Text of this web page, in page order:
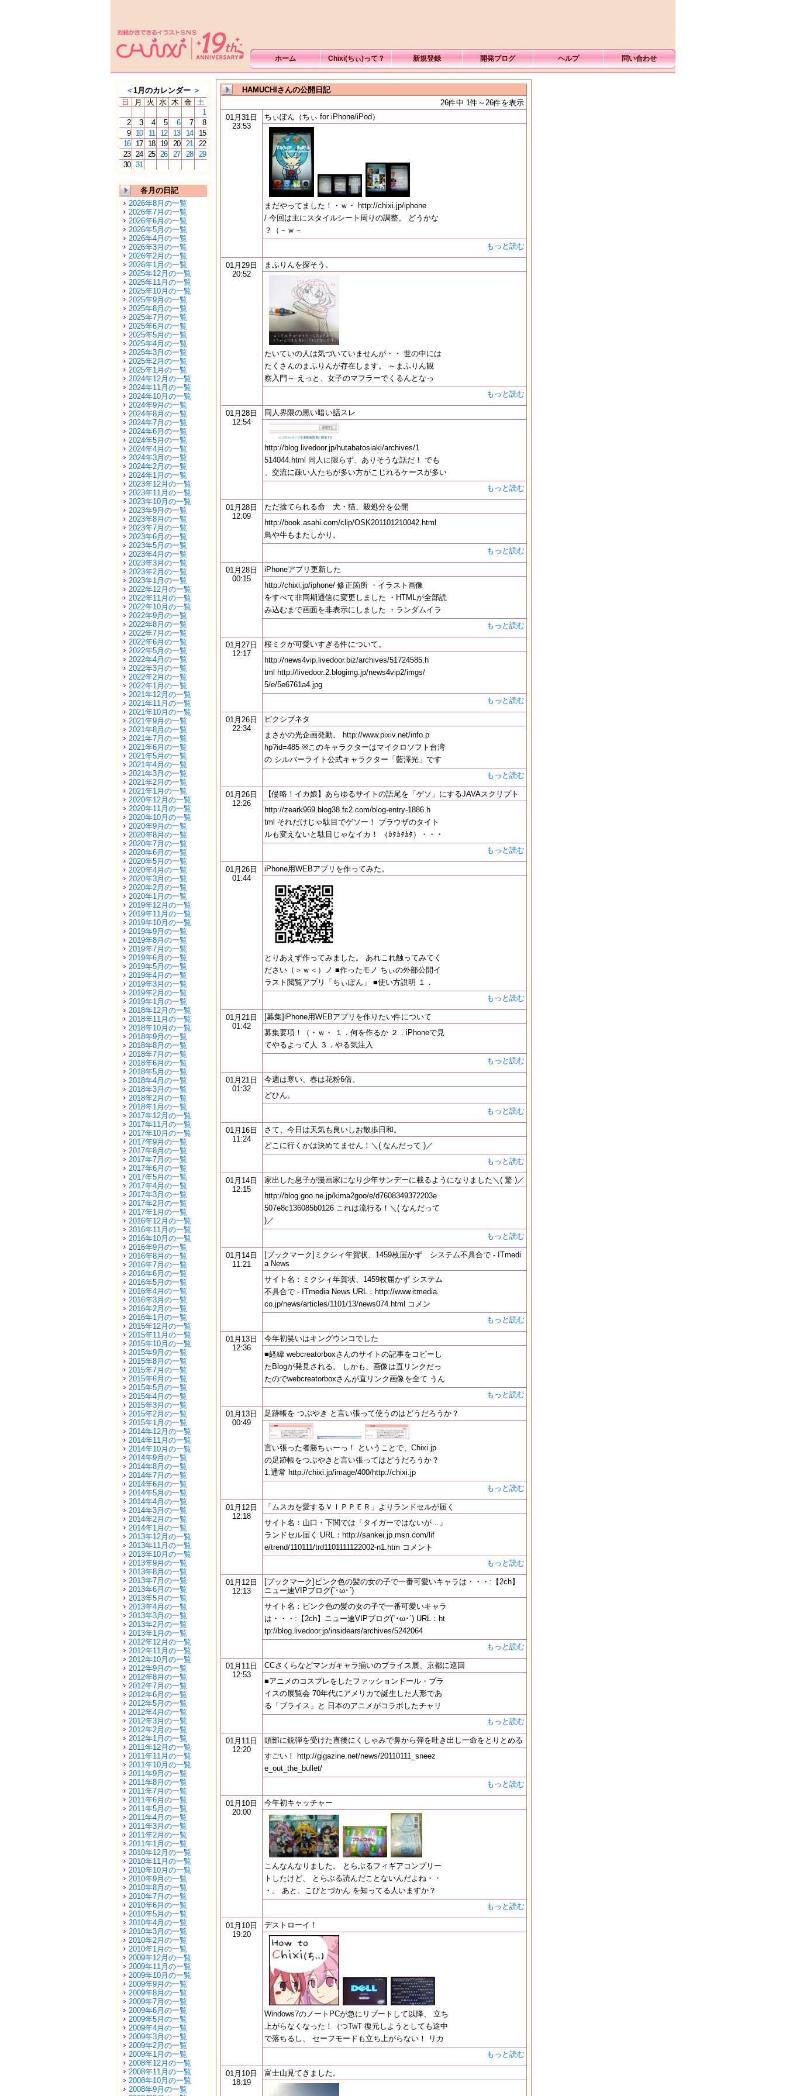
ホーム Chixi(ちぃ)って？ 新規登録 開発ブログ ヘルプ 問い合わせ
＜1月のカレンダー ＞
日
月 火 水 木 金 土
1
2
3 4 5 6 7
8
9
10 11 12 13 14
15
16
17 18 19 20 21
22
23 24 25 26 27 28
29
30 31
各月の日記
2026年8月の一覧
2026年7月の一覧
2026年6月の一覧
2026年5月の一覧
2026年4月の一覧
2026年3月の一覧
2026年2月の一覧
2026年1月の一覧
2025年12月の一覧
2025年11月の一覧
2025年10月の一覧
2025年9月の一覧
2025年8月の一覧
2025年7月の一覧
2025年6月の一覧
2025年5月の一覧
2025年4月の一覧
2025年3月の一覧
2025年2月の一覧
2025年1月の一覧
2024年12月の一覧
2024年11月の一覧
2024年10月の一覧
2024年9月の一覧
2024年8月の一覧
2024年7月の一覧
2024年6月の一覧
2024年5月の一覧
2024年4月の一覧
2024年3月の一覧
2024年2月の一覧
2024年1月の一覧
2023年12月の一覧
2023年11月の一覧
2023年10月の一覧
2023年9月の一覧
2023年8月の一覧
2023年7月の一覧
2023年6月の一覧
2023年5月の一覧
2023年4月の一覧
2023年3月の一覧
2023年2月の一覧
2023年1月の一覧
2022年12月の一覧
2022年11月の一覧
2022年10月の一覧
2022年9月の一覧
2022年8月の一覧
2022年7月の一覧
2022年6月の一覧
2022年5月の一覧
2022年4月の一覧
2022年3月の一覧
2022年2月の一覧
2022年1月の一覧
2021年12月の一覧
2021年11月の一覧
2021年10月の一覧
2021年9月の一覧
2021年8月の一覧
2021年7月の一覧
2021年6月の一覧
2021年5月の一覧
2021年4月の一覧
2021年3月の一覧
2021年2月の一覧
2021年1月の一覧
2020年12月の一覧
2020年11月の一覧
2020年10月の一覧
2020年9月の一覧
2020年8月の一覧
2020年7月の一覧
2020年6月の一覧
2020年5月の一覧
2020年4月の一覧
2020年3月の一覧
2020年2月の一覧
2020年1月の一覧
2019年12月の一覧
2019年11月の一覧
2019年10月の一覧
2019年9月の一覧
2019年8月の一覧
2019年7月の一覧
2019年6月の一覧
2019年5月の一覧
2019年4月の一覧
2019年3月の一覧
2019年2月の一覧
2019年1月の一覧
2018年12月の一覧
2018年11月の一覧
2018年10月の一覧
2018年9月の一覧
2018年8月の一覧
2018年7月の一覧
2018年6月の一覧
2018年5月の一覧
2018年4月の一覧
2018年3月の一覧
2018年2月の一覧
2018年1月の一覧
2017年12月の一覧
2017年11月の一覧
2017年10月の一覧
2017年9月の一覧
2017年8月の一覧
2017年7月の一覧
2017年6月の一覧
2017年5月の一覧
2017年4月の一覧
2017年3月の一覧
2017年2月の一覧
2017年1月の一覧
2016年12月の一覧
2016年11月の一覧
2016年10月の一覧
2016年9月の一覧
2016年8月の一覧
2016年7月の一覧
2016年6月の一覧
2016年5月の一覧
2016年4月の一覧
2016年3月の一覧
2016年2月の一覧
2016年1月の一覧
2015年12月の一覧
2015年11月の一覧
2015年10月の一覧
2015年9月の一覧
2015年8月の一覧
2015年7月の一覧
2015年6月の一覧
2015年5月の一覧
2015年4月の一覧
2015年3月の一覧
2015年2月の一覧
2015年1月の一覧
2014年12月の一覧
2014年11月の一覧
2014年10月の一覧
2014年9月の一覧
2014年8月の一覧
2014年7月の一覧
2014年6月の一覧
2014年5月の一覧
2014年4月の一覧
2014年3月の一覧
2014年2月の一覧
2014年1月の一覧
2013年12月の一覧
2013年11月の一覧
2013年10月の一覧
2013年9月の一覧
2013年8月の一覧
2013年7月の一覧
2013年6月の一覧
2013年5月の一覧
2013年4月の一覧
2013年3月の一覧
2013年2月の一覧
2013年1月の一覧
2012年12月の一覧
2012年11月の一覧
2012年10月の一覧
2012年9月の一覧
2012年8月の一覧
2012年7月の一覧
2012年6月の一覧
2012年5月の一覧
2012年4月の一覧
2012年3月の一覧
2012年2月の一覧
2012年1月の一覧
2011年12月の一覧
2011年11月の一覧
2011年10月の一覧
2011年9月の一覧
2011年8月の一覧
2011年7月の一覧
2011年6月の一覧
2011年5月の一覧
2011年4月の一覧
2011年3月の一覧
2011年2月の一覧
2011年1月の一覧
2010年12月の一覧
2010年11月の一覧
2010年10月の一覧
2010年9月の一覧
2010年8月の一覧
2010年7月の一覧
2010年6月の一覧
2010年5月の一覧
2010年4月の一覧
2010年3月の一覧
2010年2月の一覧
2010年1月の一覧
2009年12月の一覧
2009年11月の一覧
2009年10月の一覧
2009年9月の一覧
2009年8月の一覧
2009年7月の一覧
2009年6月の一覧
2009年5月の一覧
2009年4月の一覧
2009年3月の一覧
2009年2月の一覧
2009年1月の一覧
2008年12月の一覧
2008年11月の一覧
2008年10月の一覧
2008年9月の一覧
HAMUCHIさんの公開日記
26件中 1件～26件を表示
01月31日
23:53
ちぃぽん（ちぃ for iPhone/iPod）
まだやってました！・ｗ・ http://chixi.jp/iphone
/ 今回は主にスタイルシート周りの調整。 どうかな
？（－ｗ－
もっと読む
01月29日
20:52
まふりんを探そう。
たいていの人は気づいていませんが・・ 世の中には
たくさんのまふりんが存在します。 ～まふりん観
察入門～ えっと、女子のマフラーでくるんとなっ
もっと読む
01月28日
12:54
同人界隈の黒い暗い話スレ
http://blog.livedoor.jp/hutabatosiaki/archives/1
514044.html 同人に限らず、ありそうな話だ！ でも
、交流に疎い人たちが多い方がこじれるケースが多い
もっと読む
01月28日
12:09
ただ捨てられる命 犬・猫、殺処分を公開
http://book.asahi.com/clip/OSK201101210042.html
鳥や牛もまたしかり。
もっと読む
01月28日
00:15
iPhoneアプリ更新した
http://chixi.jp/iphone/ 修正箇所 ・イラスト画像
をすべて非同期通信に変更しました ・HTMLが全部読
み込むまで画面を非表示にしました ・ランダムイラ
もっと読む
01月27日
12:17
桜ミクが可愛いすぎる件について。
http://news4vip.livedoor.biz/archives/51724585.h
tml http://livedoor.2.blogimg.jp/news4vip2/imgs/
5/e/5e6761a4.jpg
もっと読む
01月26日
22:34
ピクシブネタ
まさかの光企画発動。 http://www.pixiv.net/info.p
hp?id=485 ※このキャラクターはマイクロソフト台湾
の シルバーライト公式キャラクター「藍澤光」です
もっと読む
01月26日
12:26
【侵略！イカ娘】あらゆるサイトの語尾を「ゲソ」にするJAVAスクリプト
http://zeark969.blog38.fc2.com/blog-entry-1886.h
tml それだけじゃ駄目でゲソー！ ブラウザのタイト
ルも変えないと駄目じゃなイカ！ （ｶﾀｶﾀｶﾀ）・・・
もっと読む
01月26日
01:44
iPhone用WEBアプリを作ってみた。
とりあえず作ってみました。 あれこれ触ってみてく
ださい（＞ｗ＜）ノ ■作ったモノ ちぃの外部公開イ
ラスト閲覧アプリ「ちぃぽん」 ■使い方説明 １．
もっと読む
01月21日
01:42
[募集]iPhone用WEBアプリを作りたい件について
募集要項！（・ｗ・ １．何を作るか ２．iPhoneで見
てやるよって人 ３．やる気注入
もっと読む
01月21日
01:32
今週は寒い、春は花粉6倍。
どひん。
もっと読む
01月16日
11:24
さて、今日は天気も良いしお散歩日和。
どこに行くかは決めてません！＼( なんだって )／
もっと読む
01月14日
12:15
家出した息子が漫画家になり少年サンデーに載るようになりました＼( 驚 )／
http://blog.goo.ne.jp/kima2goo/e/d7608349372203e
507e8c136085b0126 これは流行る！＼( なんだって
)／
もっと読む
01月14日
11:21
[ブックマーク]ミクシィ年賀状、1459枚届かず システム不具合で - ITmedi
a News
サイト名：ミクシィ年賀状、1459枚届かず システム
不具合で - ITmedia News URL：http://www.itmedia.
co.jp/news/articles/1101/13/news074.html コメン
もっと読む
01月13日
12:36
今年初笑いはキングウンコでした
■経緯 webcreatorboxさんのサイトの記事をコピーし
たBlogが発見される。 しかも、画像は直リンクだっ
たのでwebcreatorboxさんが直リンク画像を全て うん
もっと読む
01月13日
00:49
足跡帳を つぶやき と言い張って使うのはどうだろうか？
言い張った者勝ちぃーっ！ ということで、Chixi.jp
の足跡帳をつぶやきと言い張ってはどうだろうか？
1.通常 http://chixi.jp/image/400/http://chixi.jp
もっと読む
01月12日
12:18
「ムスカを愛するＶＩＰＰＥＲ」よりランドセルが届く
サイト名：山口・下関では「タイガーではないが…」
ランドセル届く URL：http://sankei.jp.msn.com/lif
e/trend/110111/trd1101111122002-n1.htm コメント
もっと読む
01月12日
12:13
[ブックマーク]ピンク色の髪の女の子で一番可愛いキャラは・・・:【2ch】
ニュー速VIPブログ(`･ω･´)
サイト名：ピンク色の髪の女の子で一番可愛いキャラ
は・・・:【2ch】ニュー速VIPブログ(`･ω･´) URL：ht
tp://blog.livedoor.jp/insidears/archives/5242064
もっと読む
01月11日
12:53
CCさくらなどマンガキャラ揃いのブライス展、京都に巡回
■アニメのコスプレをしたファッションドール・ブラ
イスの展覧会 70年代にアメリカで誕生した人形であ
る「ブライス」と 日本のアニメがコラボしたチャリ
もっと読む
01月11日
12:20
頭部に銃弾を受けた直後にくしゃみで鼻から弾を吐き出し一命をとりとめる
すごい！ http://gigazine.net/news/20110111_sneez
e_out_the_bullet/
もっと読む
01月10日
20:00
今年初キャッチャー
こんなんなりました。 とらぶるフィギアコンプリー
トしたけど、 とらぶる読んだことないんだよね・・
・。 あと、こびとづかん を知ってる人いますか？
もっと読む
01月10日
19:20
デストローイ！
Windows7のノートPCが急にリブートして以降、 立ち
上がらなくなった！（つTwT 復元しようとしても途中
で落ちるし、 セーフモードも立ち上がらない！ リカ
もっと読む
01月10日
18:19
富士山見てきました。